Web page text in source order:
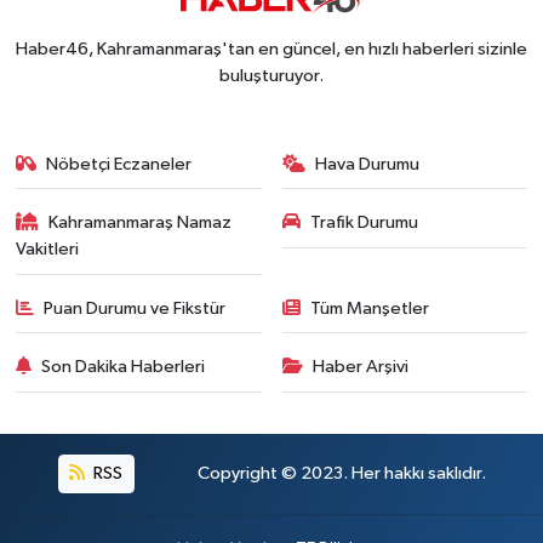
Kahramanmaraş'ın Tarihi Mirası İçin Ankara'da
Haber46, Kahramanmaraş'tan en güncel, en hızlı haberleri sizinle
buluşturuyor.
Nöbetçi Eczaneler Hava Durumu
Kahramanmaraş Namaz
Vakitleri
Trafik Durumu
Puan Durumu ve Fikstür Tüm Manşetler
Son Dakika Haberleri Haber Arşivi
RSS Copyright © 2023. Her hakkı saklıdır.